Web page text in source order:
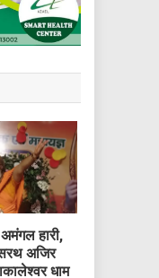
हारी,
अजिर
धाम